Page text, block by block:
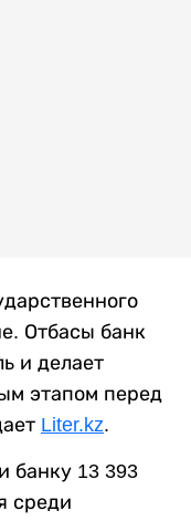
Отбасы банк
и делает
этапом перед
Liter.kz.
банку 13 393
среди